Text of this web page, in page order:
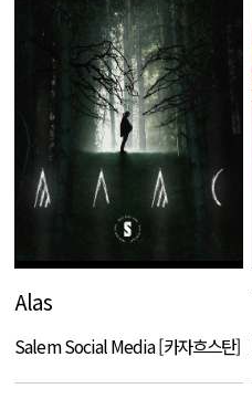
Alas
Salem Social Media [카자흐스탄]